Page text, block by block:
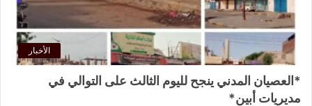
الأخبار
*العصيان المدني ينجح لليوم الثالث على التوالي في
مديريات أبين*